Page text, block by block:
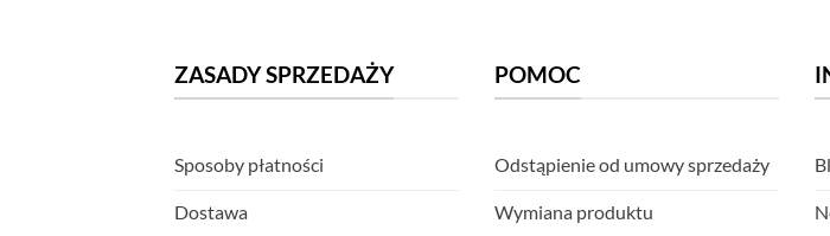
ZASADY SPRZEDAŻY
Sposoby płatności
Dostawa
POMOC
Odstąpienie od umowy sprzedaży
Wymiana produktu